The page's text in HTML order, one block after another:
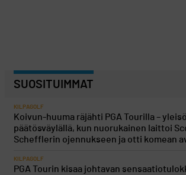
SUOSITUIMMAT
KILPAGOLF
Koivun-huuma räjähti PGA Tourilla –
päätösväylällä, kun nuorukainen laittoi
Schefflerin ojennukseen ja otti komean
KILPAGOLF
PGA Tourin kisaa johtavan